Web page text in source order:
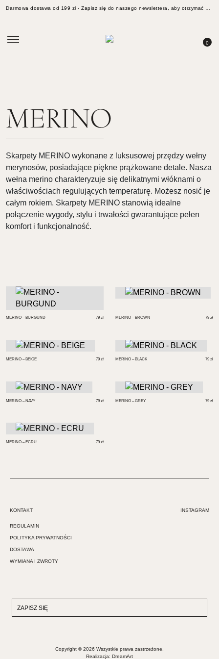
Darmowa dostawa od 199 zł - Zapisz się do naszego newslettera, aby otrzymać aktualności, inspiracje i 10% rabatu na zakupy
0
MERINO
Skarpety MERINO wykonane z luksusowej przędzy wełny
merynosów, posiadające piękne prążkowane detale. Nasza
wełna merino charakteryzuje się delikatnymi włóknami o
właściwościach regulujących temperaturę. Możesz nosić je
całym rokiem. Skarpety MERINO stanowią idealne
połączenie wygody, stylu i trwałości gwarantujące pełen
komfort i funkcjonalność.
MERINO – BURGUND 79 zł MERINO – BROWN 79 zł
MERINO – BEIGE 79 zł MERINO – BLACK 79 zł
MERINO – NAVY 79 zł MERINO – GREY 79 zł
MERINO – ECRU 79 zł
KONTAKT
REGULAMIN
POLITYKA PRYWATNOŚCI
DOSTAWA
WYMIANA I ZWROTY
INSTAGRAM
Copyright © 2026 Wszystkie prawa zastrzeżone.
Realizacja: DreamArt